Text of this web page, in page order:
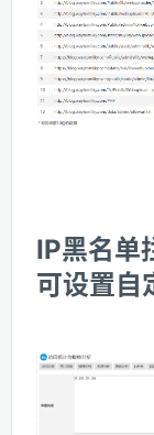
IP黑名单
可设置自